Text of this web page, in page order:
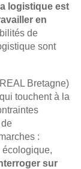
logistique est
en
de
sont
Bretagne)
touchent à la
:
sur